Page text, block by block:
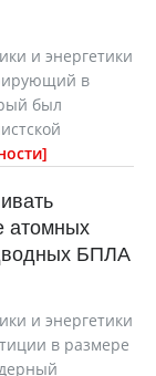
и энергетики
в
был
атомных
БПЛА
и энергетики
в размере